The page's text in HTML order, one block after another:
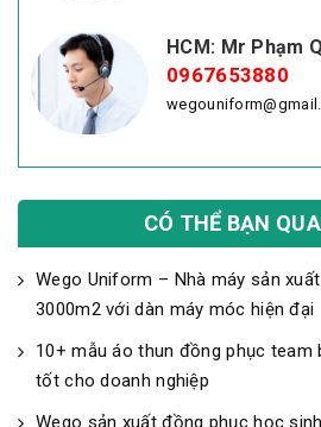
HCM: Mr Phạm
0967653880
CÓ THỂ BẠN
Wego Uniform – Nhà máy sản
3000m2 với dàn máy móc hiện đại
10+ mẫu áo thun đồng phục team
tốt cho doanh nghiệp
Wego sản xuất đồng phục học